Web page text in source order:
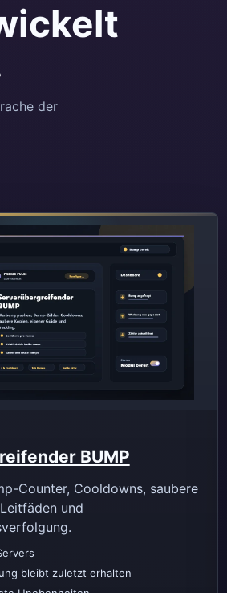
der
BUMP
Counter, Cooldowns, saubere
und
bleibt zuletzt erhalten